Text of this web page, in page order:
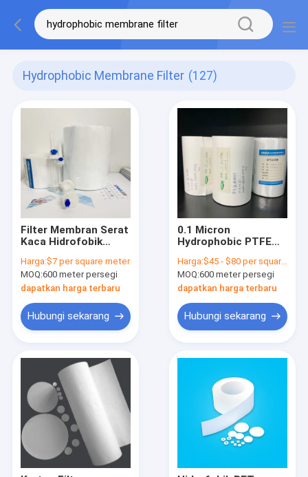
Hydrophobic Membrane Filter (127)
Filter Membran Serat
Kaca Hidrofobik
Venting
Harga:$7 per square meter
MOQ:600 meter persegi
dapatkan harga terbaru
Hubungi sekarang
0.1 Micron
Hydrophobic PTFE
untuk Ventilasi Steril
Harga:$45 - $80 per square meter
MOQ:600 meter persegi
dapatkan harga terbaru
Hubungi sekarang